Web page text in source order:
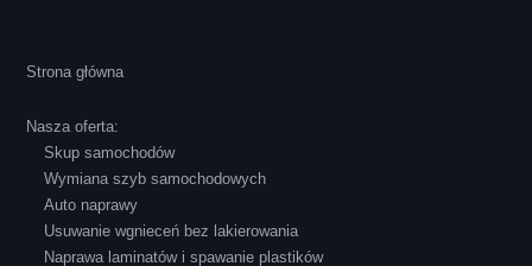
atmosferze, czego z reguły nie można
powiedzieć o innych firmach tego type.
Pozdrawiam i polecam!
Strona główna
Nasza oferta:
Skup samochodów
Wymiana szyb samochodowych
Auto naprawy
Usuwanie wgnieceń bez lakierowania
Naprawa laminatów i spawanie plastików